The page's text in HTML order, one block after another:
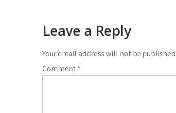
Leave a Reply
Your email address will not be published.
Comment*